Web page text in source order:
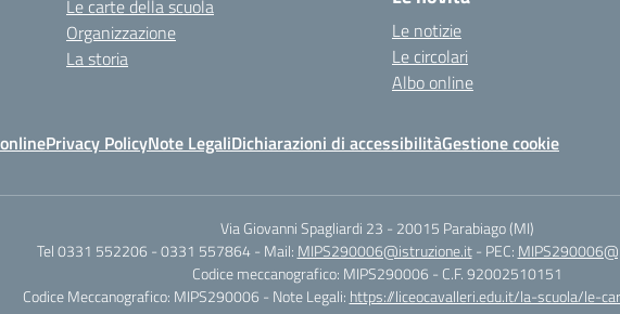
Le carte della scuola
Organizzazione
La storia
Le notizie
Le circolari
Albo online
Privacy PolicyNote LegaliDichiarazioni di accessibilitàGestione cookie
Via Giovanni Spagliardi 23 - 20015 Parabiago (MI)
Tel 0331 552206 - 0331 557864 - Mail: MIPS290006@istruzione.it - PEC:
Codice meccanografico: MIPS290006 - C.F. 92002510151
Codice Meccanografico: MIPS290006 - Note Legali: https://liceocavalleri.edu.it/la-scuola/le-